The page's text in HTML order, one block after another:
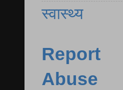
स्वास्थ्य
Report
Abuse